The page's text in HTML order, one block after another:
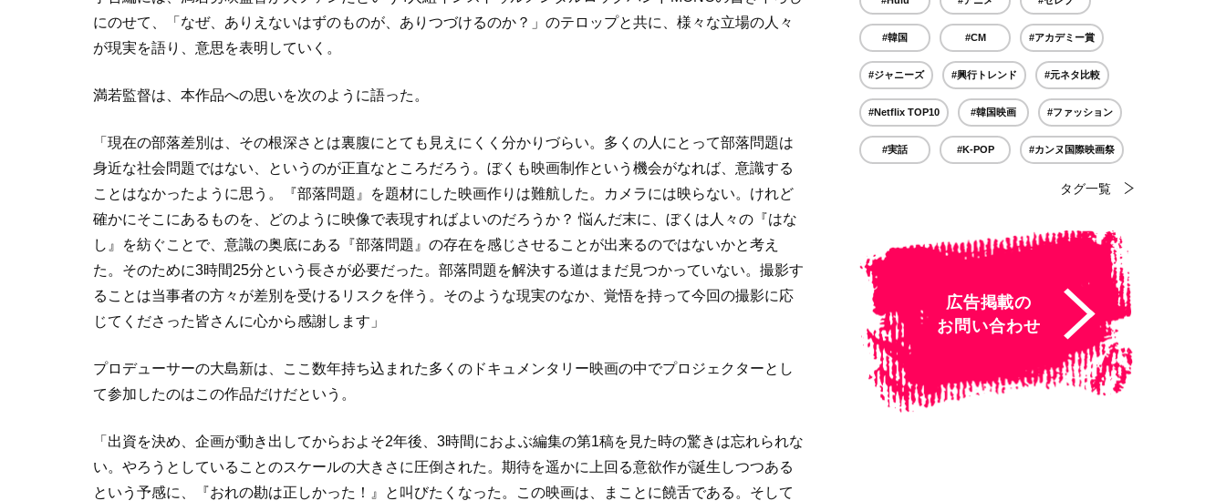
にのせて、「なぜ、ありえないはずのものが、ありつづけるのか？」のテロップと共に、様々な立場の人々
が現実を語り、意思を表明していく。
満若監督は、本作品への思いを次のように語った。
「現在の部落差別は、その根深さとは裏腹にとても見えにくく分かりづらい。多くの人にとって部落問題は
身近な社会問題ではない、というのが正直なところだろう。ぼくも映画制作という機会がなれば、意識する
ことはなかったように思う。『部落問題』を題材にした映画作りは難航した。カメラには映らない。けれど
確かにそこにあるものを、どのように映像で表現すればよいのだろうか？ 悩んだ末に、ぼくは人々の『はな
し』を紡ぐことで、意識の奥底にある『部落問題』の存在を感じさせることが出来るのではないかと考え
た。そのために3時間25分という長さが必要だった。部落問題を解決する道はまだ見つかっていない。撮影す
ることは当事者の方々が差別を受けるリスクを伴う。そのような現実のなか、覚悟を持って今回の撮影に応
じてくださった皆さんに心から感謝します」
プロデューサーの大島新は、ここ数年持ち込まれた多くのドキュメンタリー映画の中でプロジェクターとし
て参加したのはこの作品だけだという。
「出資を決め、企画が動き出してからおよそ2年後、3時間におよぶ編集の第1稿を見た時の驚きは忘れられな
い。やろうとしていることのスケールの大きさに圧倒された。期待を遥かに上回る意欲作が誕生しつつある
という予感に、『おれの勘は正しかった！』と叫びたくなった。この映画は、まことに饒舌である。そして
#韓国 #CM #アカデミー賞
#ジャニーズ #興行トレンド #元ネタ比較
#Netflix TOP10 #韓国映画 #ファッション
#実話 #K-POP #カンヌ国際映画祭
タグ一覧
広告掲載の
お問い合わせ